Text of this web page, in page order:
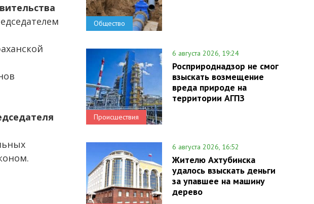
Общество
Происшествия
6 августа 2026, 19:24
Росприроднадзор не смог
взыскать возмещение
вреда природе на
территории АГПЗ
6 августа 2026, 16:52
Жителю Ахтубинска
удалось взыскать деньги
за упавшее на машину
дерево